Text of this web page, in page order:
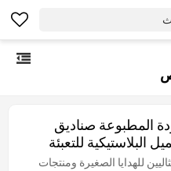
المطبوعة صناديق
للتعبئة
للهدايا الصغيرة ومنتجات